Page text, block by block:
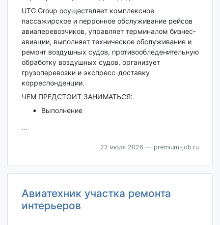
UTG Group осуществляет комплексное
пассажирское и перронное обслуживание рейсов
авиаперевозчиков, управляет терминалом бизнес-
авиации, выполняет техническое обслуживание и
ремонт воздушных судов, противообледенительную
обработку воздушных судов, организует
грузоперевозки и экспресс-доставку
корреспонденции.
ЧЕМ ПРЕДСТОИТ ЗАНИМАТЬСЯ:
Выполнение
...
22 июля 2026 — premium-job.ru
Авиатехник участка ремонта
интерьеров